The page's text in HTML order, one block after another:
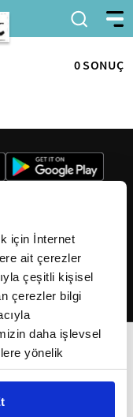
için İnternet
ait çerezler
çeşitli kişisel
çerezler bilgi
daha işlevsel
yönelik
amaçlarıyla
vasıtasıyla
0 SONUÇ